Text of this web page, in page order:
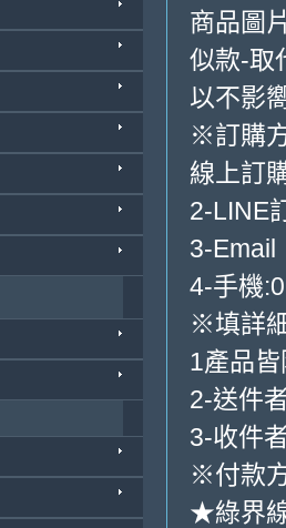
商品圖
似款-取
以不影
※訂購
線上訂
2-LINE
3-Email
4-手機
※填詳
1產品
2-送件
3-收件
※付款
★綠界